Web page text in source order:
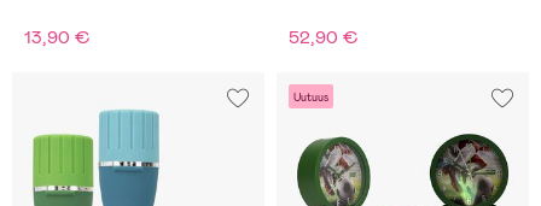
13,90 € 52,90 €
Uutuus